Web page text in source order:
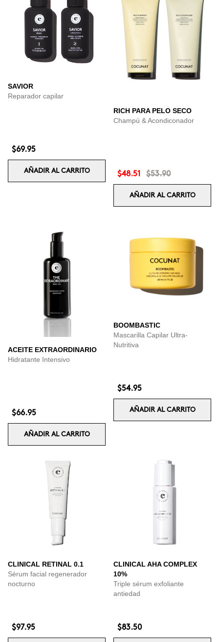
SAVIOR
Reparador capilar
$69.95
AÑADIR AL CARRITO
RICH PARA PELO SECO
Champú & Acondiconador
$48.51 $53.90
AÑADIR AL CARRITO
ACEITE EXTRAORDINARIO
Hidratante Intensivo
$66.95
AÑADIR AL CARRITO
BOOMBASTIC
Mascarilla Capilar Ultra-
Nutritiva
$54.95
AÑADIR AL CARRITO
CLINICAL RETINAL 0.1
Sérum facial regenerador
nocturno
$97.95
CLINICAL AHA COMPLEX
10%
Triple sérum exfoliante
antiedad
$83.50